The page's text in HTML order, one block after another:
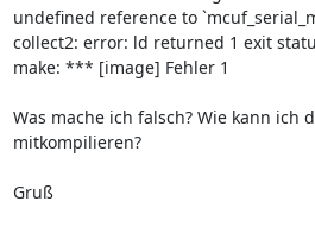
undefined reference to
collect2: error: ld returned 1 exit
make: *** [image] Fehler 1
Was mache ich falsch? Wie kann ich
mitkompilieren?
Gruß